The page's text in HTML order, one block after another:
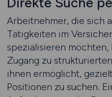
Arbeitnehmer, die sich
Tätigkeiten im
spezialisieren
Zugang zu
ihnen ermöglicht,
Positionen zu suchen.